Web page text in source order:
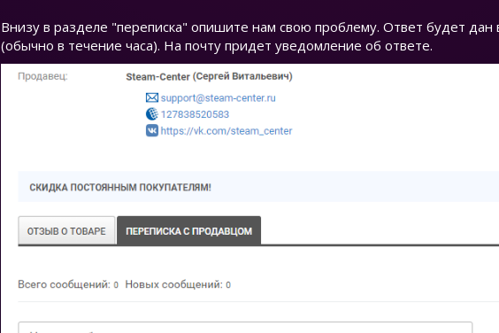
Внизу в разделе "переписка" опишите нам свою проблему. Ответ будет дан
(обычно в течение часа). На почту придет уведомление об ответе.